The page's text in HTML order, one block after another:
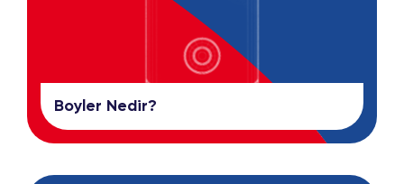
Boyler Nedir?